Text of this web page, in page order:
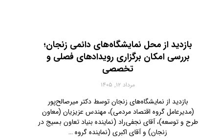
بازدید از محل نمایشگاه‌های دائمی زنجان؛
بررسی امکان برگزاری رویدادهای فصلی و
تخصصی
مرداد ۱۲, ۱۴۰۵
بازدید از نمایشگاه‌های زنجان توسط دکتر میرصالح‌پور
(مدیرعامل گروه اقتصاد مردمی)، مهندس عزیزیان (معاون
طرح و توسعه)، آقای نجفی‌راد (نماینده بنیاد تعاون بسیج در
زنجان) و آقای اکبری (نماینده گروه …